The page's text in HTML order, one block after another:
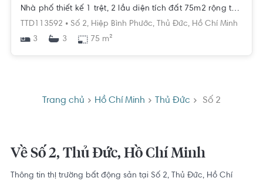
Nhà phố thiết kế 1 trệt, 2 lầu diện tích đất 75m2 rộng thoáng.
TTD113592 • Số 2, Hiệp Bình Phước, Thủ Đức, Hồ Chí Minh
3
3 75 m²
Trang chủ Hồ Chí Minh Thủ Đức Số 2
Về Số 2, Thủ Đức, Hồ Chí Minh
Thông tin thị trường bất động sản tại Số 2, Thủ Đức, Hồ Chí